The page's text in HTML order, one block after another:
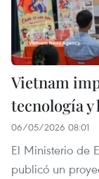
Vietnam
tecnología
06/05/2026 08:01
El Ministerio de
publicó un